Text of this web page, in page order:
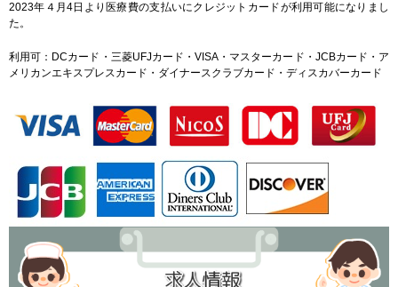
2023年４月4日より医療費の支払いにクレジットカードが利用可能になりまし
た。
利用可：DCカード・三菱UFJカード・VISA・マスターカード・JCBカード・ア
メリカンエキスプレスカード・ダイナースクラブカード・ディスカバーカード